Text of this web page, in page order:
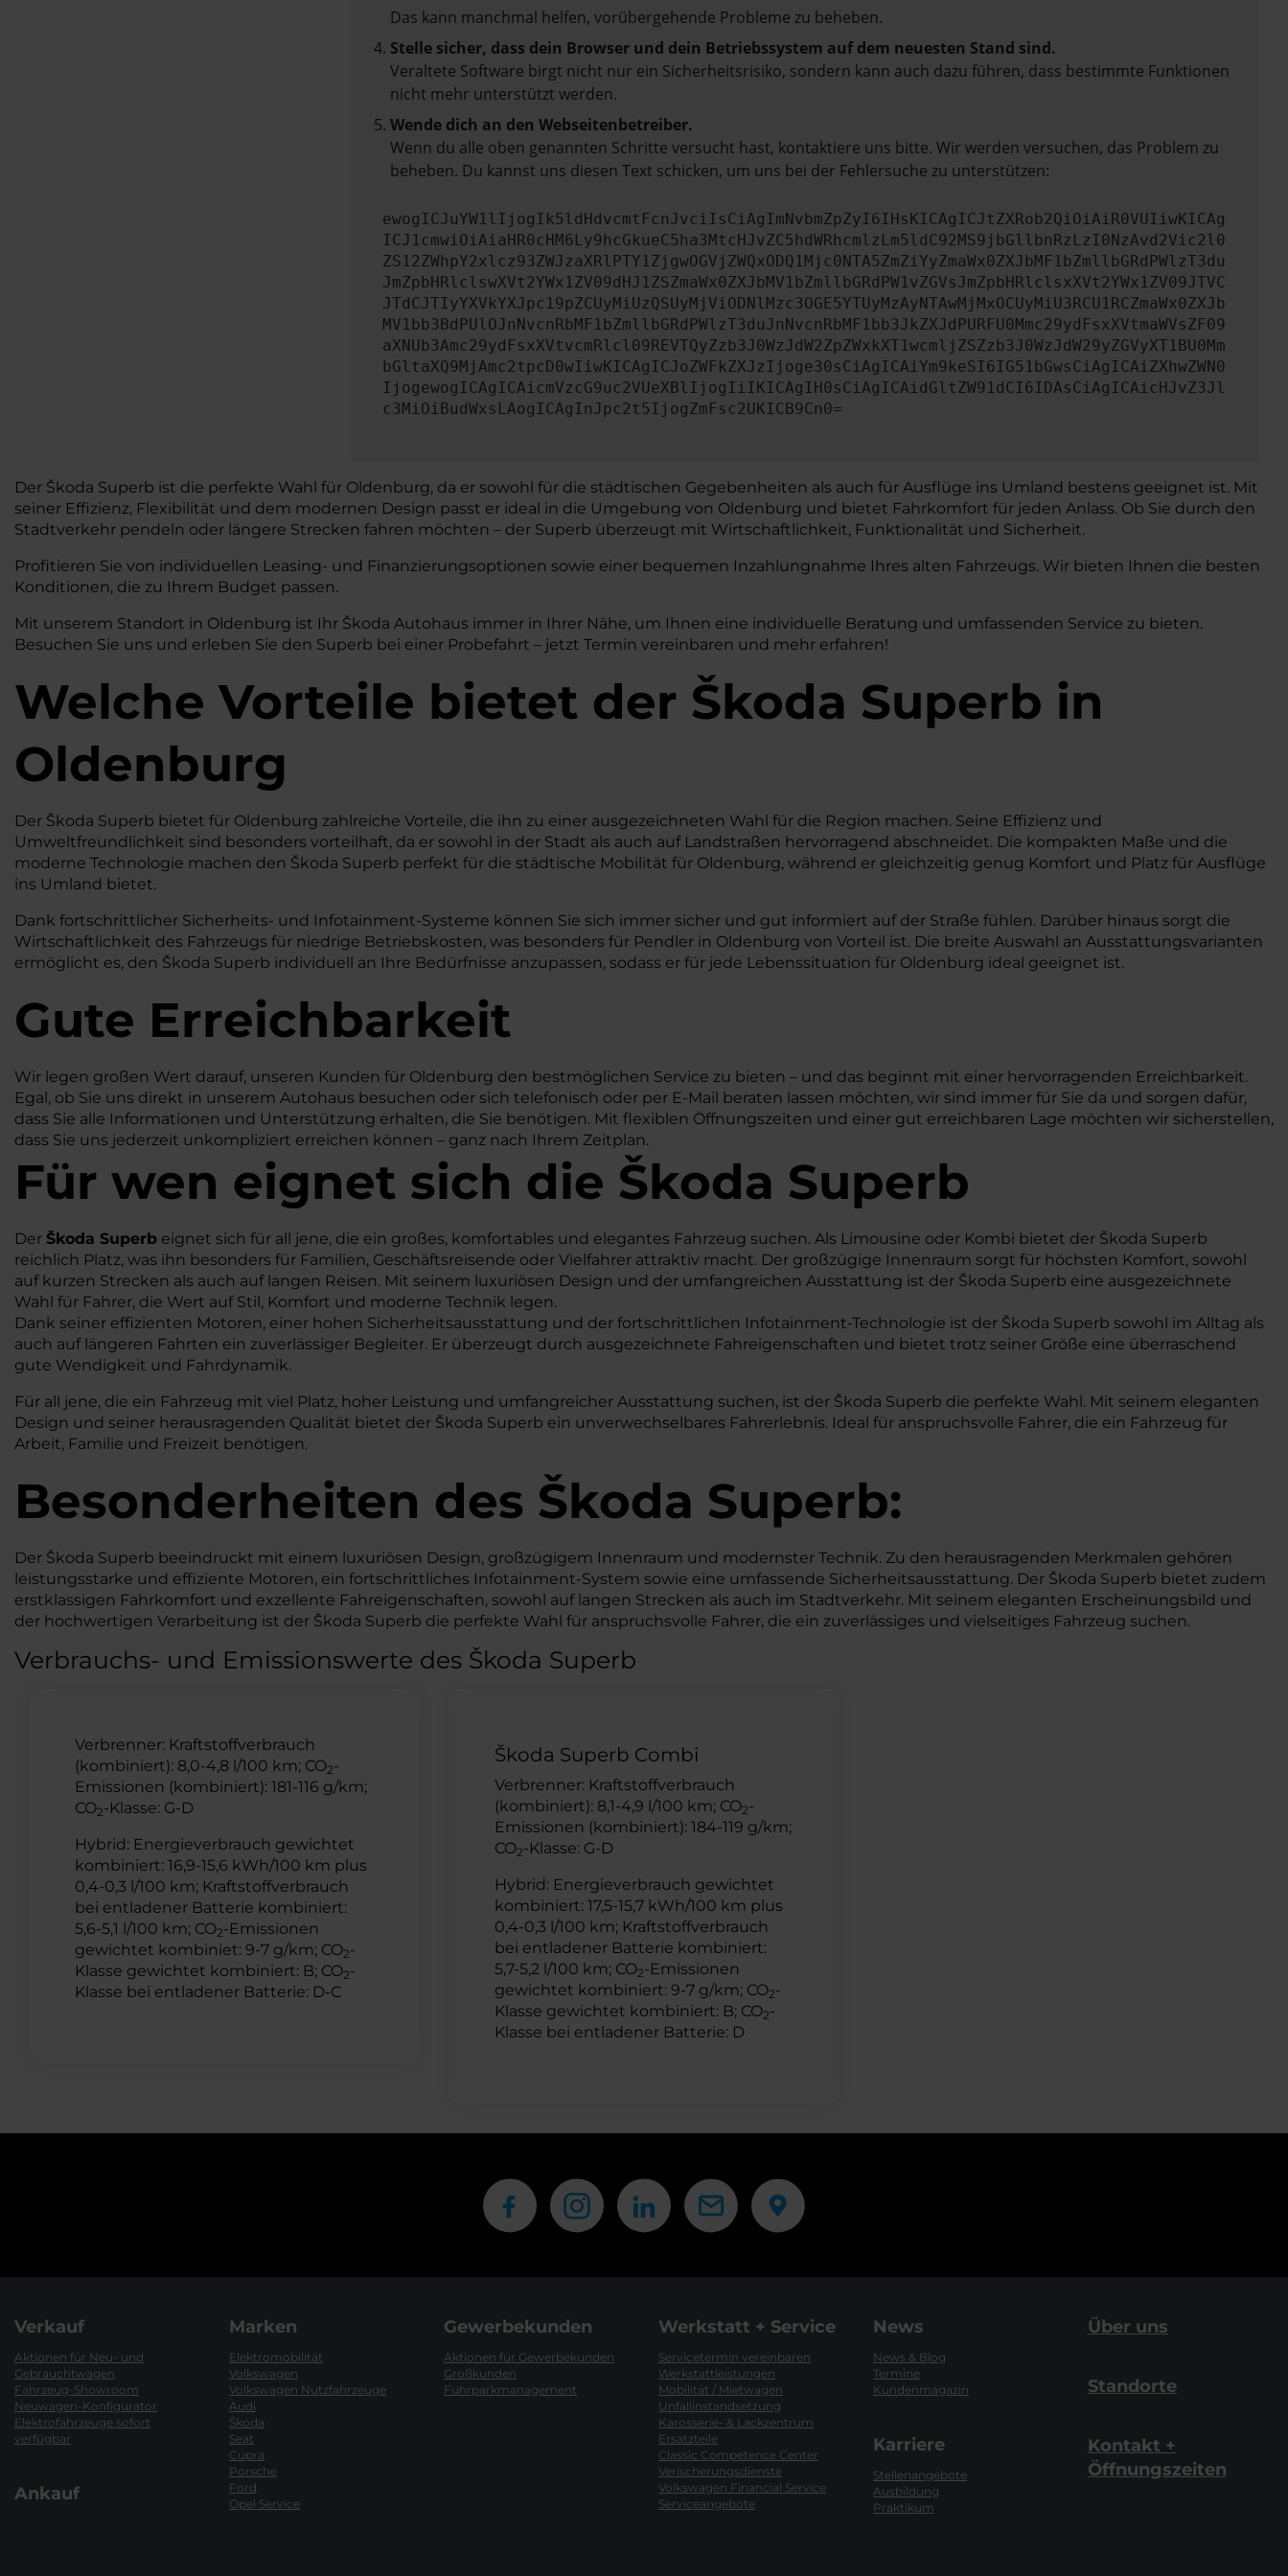
Das kann manchmal helfen, vorübergehende Probleme zu beheben.
Stelle sicher, dass dein Browser und dein Betriebssystem auf dem neuesten Stand sind.
Veraltete Software birgt nicht nur ein Sicherheitsrisiko, sondern kann auch dazu führen, dass bestimmte Funktionen
nicht mehr unterstützt werden.
Wende dich an den Webseitenbetreiber.
Wenn du alle oben genannten Schritte versucht hast, kontaktiere uns bitte. Wir werden versuchen, das Problem zu
beheben. Du kannst uns diesen Text schicken, um uns bei der Fehlersuche zu unterstützen:
ewogICJuYW1lIjogIk5ldHdvcmtFcnJvciIsCiAgImNvbmZpZyI6IHsKICAgICJtZXRob2QiOiAiR0VUIiwKICAg
ICJ1cmwiOiAiaHR0cHM6Ly9hcGkueC5ha3MtcHJvZC5hdWRhcmlzLm5ldC92MS9jbGllbnRzLzI0NzAvd2Vic2l0
ZS12ZWhpY2xlcz93ZWJzaXRlPTY1ZjgwOGVjZWQxODQ1Mjc0NTA5ZmZiYyZmaWx0ZXJbMF1bZmllbGRdPWlzT3du
JmZpbHRlclswXVt2YWx1ZV09dHJ1ZSZmaWx0ZXJbMV1bZmllbGRdPW1vZGVsJmZpbHRlclsxXVt2YWx1ZV09JTVC
JTdCJTIyYXVkYXJpc19pZCUyMiUzQSUyMjViODNlMzc3OGE5YTUyMzAyNTAwMjMxOCUyMiU3RCU1RCZmaWx0ZXJb
MV1bb3BdPUlOJnNvcnRbMF1bZmllbGRdPWlzT3duJnNvcnRbMF1bb3JkZXJdPURFU0Mmc29ydFsxXVtmaWVsZF09
aXNUb3Amc29ydFsxXVtvcmRlcl09REVTQyZzb3J0WzJdW2ZpZWxkXT1wcmljZSZzb3J0WzJdW29yZGVyXT1BU0Mm
bGltaXQ9MjAmc2tpcD0wIiwKICAgICJoZWFkZXJzIjoge30sCiAgICAiYm9keSI6IG51bGwsCiAgICAiZXhwZWN0
IjogewogICAgICAicmVzcG9uc2VUeXBlIjogIiIKICAgIH0sCiAgICAidGltZW91dCI6IDAsCiAgICAicHJvZ3Jl
c3MiOiBudWxsLAogICAgInJpc2t5IjogZmFsc2UKICB9Cn0=
Der Škoda Superb ist die perfekte Wahl für Oldenburg, da er sowohl für die städtischen Gegebenheiten als auch für Ausflüge ins Umland bestens geeignet ist. Mit
seiner Effizienz, Flexibilität und dem modernen Design passt er ideal in die Umgebung von Oldenburg und bietet Fahrkomfort für jeden Anlass. Ob Sie durch den
Stadtverkehr pendeln oder längere Strecken fahren möchten – der Superb überzeugt mit Wirtschaftlichkeit, Funktionalität und Sicherheit.
Profitieren Sie von individuellen Leasing- und Finanzierungsoptionen sowie einer bequemen Inzahlungnahme Ihres alten Fahrzeugs. Wir bieten Ihnen die besten
Konditionen, die zu Ihrem Budget passen.
Mit unserem Standort in Oldenburg ist Ihr Škoda Autohaus immer in Ihrer Nähe, um Ihnen eine individuelle Beratung und umfassenden Service zu bieten.
Besuchen Sie uns und erleben Sie den Superb bei einer Probefahrt – jetzt Termin vereinbaren und mehr erfahren!
Welche Vorteile bietet der Škoda Superb in
Oldenburg
Der Škoda Superb bietet für Oldenburg zahlreiche Vorteile, die ihn zu einer ausgezeichneten Wahl für die Region machen. Seine Effizienz und
Umweltfreundlichkeit sind besonders vorteilhaft, da er sowohl in der Stadt als auch auf Landstraßen hervorragend abschneidet. Die kompakten Maße und die
moderne Technologie machen den Škoda Superb perfekt für die städtische Mobilität für Oldenburg, während er gleichzeitig genug Komfort und Platz für Ausflüge
ins Umland bietet.
Dank fortschrittlicher Sicherheits- und Infotainment-Systeme können Sie sich immer sicher und gut informiert auf der Straße fühlen. Darüber hinaus sorgt die
Wirtschaftlichkeit des Fahrzeugs für niedrige Betriebskosten, was besonders für Pendler in Oldenburg von Vorteil ist. Die breite Auswahl an Ausstattungsvarianten
ermöglicht es, den Škoda Superb individuell an Ihre Bedürfnisse anzupassen, sodass er für jede Lebenssituation für Oldenburg ideal geeignet ist.
Gute Erreichbarkeit
Wir legen großen Wert darauf, unseren Kunden für Oldenburg den bestmöglichen Service zu bieten – und das beginnt mit einer hervorragenden Erreichbarkeit.
Egal, ob Sie uns direkt in unserem Autohaus besuchen oder sich telefonisch oder per E-Mail beraten lassen möchten, wir sind immer für Sie da und sorgen dafür,
dass Sie alle Informationen und Unterstützung erhalten, die Sie benötigen. Mit flexiblen Öffnungszeiten und einer gut erreichbaren Lage möchten wir sicherstellen,
dass Sie uns jederzeit unkompliziert erreichen können – ganz nach Ihrem Zeitplan.
Für wen eignet sich die Škoda Superb
Der Škoda Superb eignet sich für all jene, die ein großes, komfortables und elegantes Fahrzeug suchen. Als Limousine oder Kombi bietet der Škoda Superb
reichlich Platz, was ihn besonders für Familien, Geschäftsreisende oder Vielfahrer attraktiv macht. Der großzügige Innenraum sorgt für höchsten Komfort, sowohl
auf kurzen Strecken als auch auf langen Reisen. Mit seinem luxuriösen Design und der umfangreichen Ausstattung ist der Škoda Superb eine ausgezeichnete
Wahl für Fahrer, die Wert auf Stil, Komfort und moderne Technik legen.
Dank seiner effizienten Motoren, einer hohen Sicherheitsausstattung und der fortschrittlichen Infotainment-Technologie ist der Škoda Superb sowohl im Alltag als
auch auf längeren Fahrten ein zuverlässiger Begleiter. Er überzeugt durch ausgezeichnete Fahreigenschaften und bietet trotz seiner Größe eine überraschend
gute Wendigkeit und Fahrdynamik.
Für all jene, die ein Fahrzeug mit viel Platz, hoher Leistung und umfangreicher Ausstattung suchen, ist der Škoda Superb die perfekte Wahl. Mit seinem eleganten
Design und seiner herausragenden Qualität bietet der Škoda Superb ein unverwechselbares Fahrerlebnis. Ideal für anspruchsvolle Fahrer, die ein Fahrzeug für
Arbeit, Familie und Freizeit benötigen.
Besonderheiten des Škoda Superb:
Der Škoda Superb beeindruckt mit einem luxuriösen Design, großzügigem Innenraum und modernster Technik. Zu den herausragenden Merkmalen gehören
leistungsstarke und effiziente Motoren, ein fortschrittliches Infotainment-System sowie eine umfassende Sicherheitsausstattung. Der Škoda Superb bietet zudem
erstklassigen Fahrkomfort und exzellente Fahreigenschaften, sowohl auf langen Strecken als auch im Stadtverkehr. Mit seinem eleganten Erscheinungsbild und
der hochwertigen Verarbeitung ist der Škoda Superb die perfekte Wahl für anspruchsvolle Fahrer, die ein zuverlässiges und vielseitiges Fahrzeug suchen.
Verbrauchs- und Emissionswerte des Škoda Superb
Verbrenner: Kraftstoffverbrauch
(kombiniert): 8,0-4,8 l/100 km; CO2-
Emissionen (kombiniert): 181-116 g/km;
CO2-Klasse: G-D
Hybrid: Energieverbrauch gewichtet
kombiniert: 16,9-15,6 kWh/100 km plus
0,4-0,3 l/100 km; Kraftstoffverbrauch
bei entladener Batterie kombiniert:
5,6-5,1 l/100 km; CO2-Emissionen
gewichtet kombiniet: 9-7 g/km; CO2-
Klasse gewichtet kombiniert: B; CO2-
Klasse bei entladener Batterie: D-C
Škoda Superb Combi
Verbrenner: Kraftstoffverbrauch
(kombiniert): 8,1-4,9 l/100 km; CO2-
Emissionen (kombiniert): 184-119 g/km;
CO2-Klasse: G-D
Hybrid: Energieverbrauch gewichtet
kombiniert: 17,5-15,7 kWh/100 km plus
0,4-0,3 l/100 km; Kraftstoffverbrauch
bei entladener Batterie kombiniert:
5,7-5,2 l/100 km; CO2-Emissionen
gewichtet kombiniert: 9-7 g/km; CO2-
Klasse gewichtet kombiniert: B; CO2-
Klasse bei entladener Batterie: D
Verkauf
Aktionen für Neu- und
Gebrauchtwagen
Fahrzeug-Showroom
Neuwagen-Konfigurator
Elektrofahrzeuge sofort
verfügbar
Ankauf
Marken
Elektromobilität
Volkswagen
Volkswagen Nutzfahrzeuge
Audi
Škoda
Seat
Cupra
Porsche
Ford
Opel Service
Gewerbekunden
Aktionen für Gewerbekunden
Großkunden
Fuhrparkmanagement
Werkstatt + Service
Servicetermin vereinbaren
Werkstattleistungen
Mobilität / Mietwagen
Unfallinstandsetzung
Karosserie- & Lackzentrum
Ersatzteile
Classic Competence Center
Verischerungsdienste
Volkswagen Financial Service
Serviceangebote
News
News & Blog
Termine
Kundenmagazin
Karriere
Stellenangebote
Ausbildung
Praktikum
Über uns
Standorte
Kontakt +
Öffnungszeiten